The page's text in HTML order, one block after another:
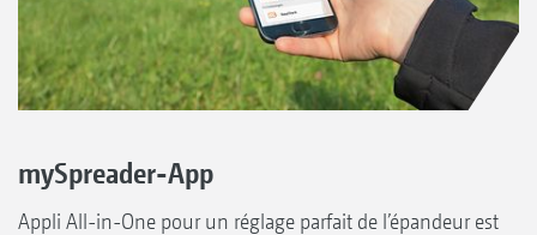
mySpreader-App
Appli All-in-One pour un réglage parfait de l’épandeur est